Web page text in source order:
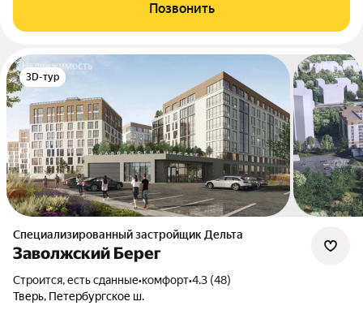
Позвонить
3D-тур
Специализированный застройщик Дельта
Заволжский Берег
Строится, есть сданные•комфорт•4.3 (48)
Тверь, Петербургское ш.